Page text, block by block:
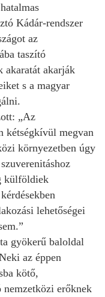
Kádár-rendszer
az
taszító
akaratát akarják
s a magyar
„Az
kétségkívül megvan
környezetben úgy
külföldiek
lehetőségei
gyökerű baloldal
az éppen
kötő,
nemzetközi erőknek